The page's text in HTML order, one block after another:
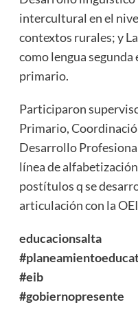
intercultural en el
contextos rurales; y
como lengua
primario.
Participaron
Primario,
Desarrollo
línea de
postítulos q se
articulación con la
educacionsalta
#eib
#gobiernopresente